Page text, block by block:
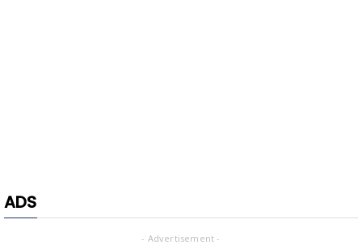
ADS
- Advertisement -